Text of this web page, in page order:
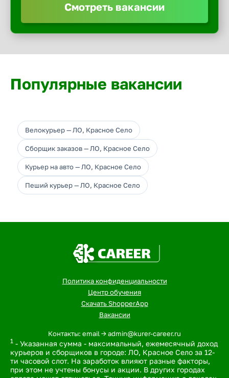
Смотреть вакансии
Популярные вакансии
Велокурьер — ЛО, Красное Село
Сборщик заказов — ЛО, Красное Село
Курьер на авто — ЛО, Красное Село
Пеший курьер — ЛО, Красное Село
Политика конфиденциальности
Центр обучения
Скачать ShopperApp
Вакансии
Контакты: email -> admin@kurer-career.ru
1 - Указанная сумма - максимальный, ежемесячный доход
курьеров и сборщиков в городе: ЛО, Красное Село за 12-
ти часовой слот. На заработок влияют разные факторы,
при этом не учтены бонусы и акции. В других городах